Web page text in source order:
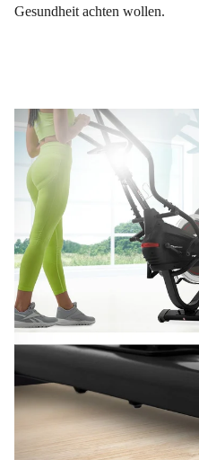
Gesundheit achten wollen.